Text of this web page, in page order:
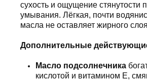
сухость и ощущение стянутости
умывания. Лёгкая, почти
масла не оставляет жирного
Дополнительные
Масло подсолнечника
кислотой и витамином Е,